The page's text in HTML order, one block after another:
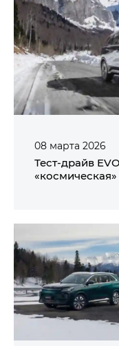
08 марта 2026
Тест-драйв